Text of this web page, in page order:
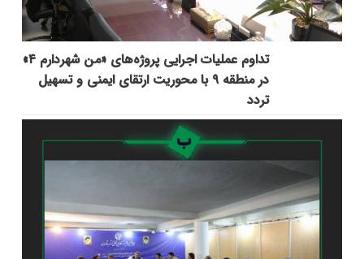
تداوم عملیات اجرایی پروژه‌های «من شهردارم ۴»
در منطقه ۹ با محوریت ارتقای ایمنی و تسهیل
تردد